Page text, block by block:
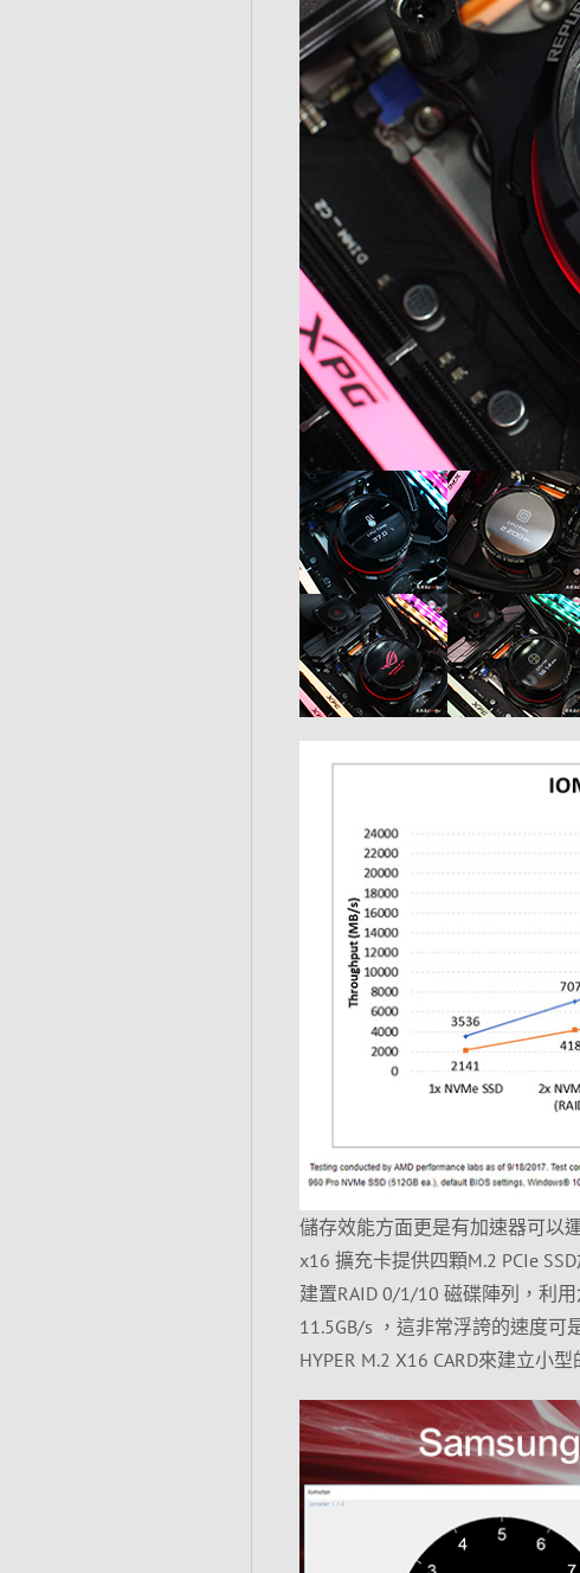
儲存效能方面更是有加速器可以
x16 擴充卡提供四顆M.2 PCIe
建置RAID 0/1/10 磁碟陣列，利
11.5GB/s ，這非常浮誇的速度
HYPER M.2 X16 CARD來建立小